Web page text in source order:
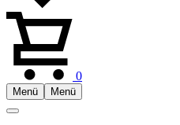
0
Menü Menü